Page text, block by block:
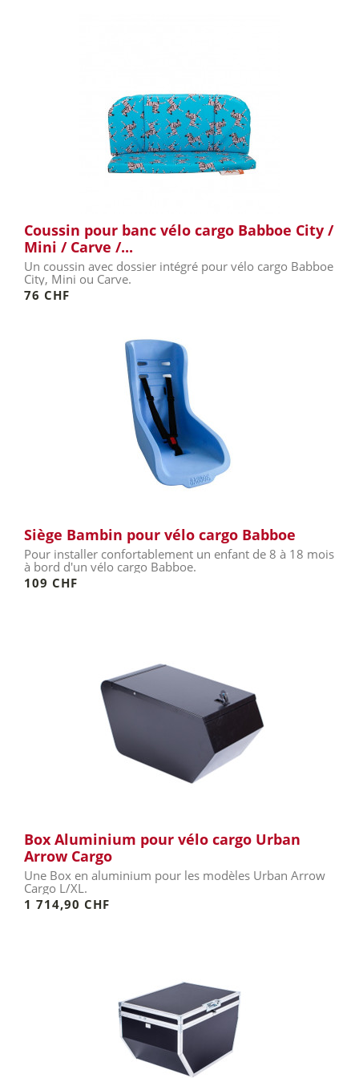
Coussin pour banc vélo cargo Babboe City /
Mini / Carve /...
Un coussin avec dossier intégré pour vélo cargo Babboe
City, Mini ou Carve.
76 CHF
Siège Bambin pour vélo cargo Babboe
Pour installer confortablement un enfant de 8 à 18 mois
à bord d'un vélo cargo Babboe.
109 CHF
Box Aluminium pour vélo cargo Urban
Arrow Cargo
Une Box en aluminium pour les modèles Urban Arrow
Cargo L/XL.
1 714,90 CHF